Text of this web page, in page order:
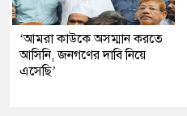
‘আমরা কাউকে অসম্মান করতে
আসিনি, জনগণের দাবি নিয়ে
এসেছি’